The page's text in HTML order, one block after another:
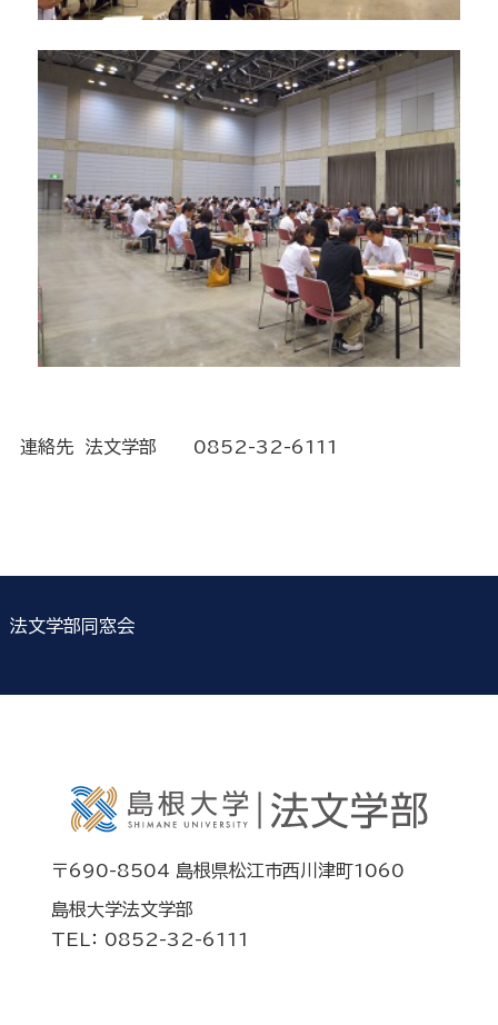
連絡先 法文学部 0852-32-6111
法文学部同窓会
〒690-8504 島根県松江市西川津町1060
島根大学法文学部
TEL： 0852-32-6111